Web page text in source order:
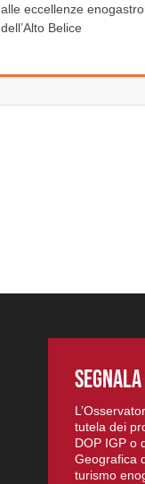
alle eccellenze
dell’Alto Belice
tutela dei
DOP IGP o
Geografica
turismo